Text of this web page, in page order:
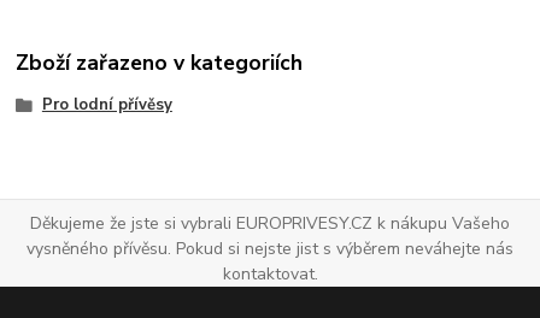
Zboží zařazeno v kategoriích
Pro lodní přívěsy
Děkujeme že jste si vybrali EUROPRIVESY.CZ k nákupu Vašeho
vysněného přívěsu. Pokud si nejste jist s výběrem neváhejte nás
kontaktovat.